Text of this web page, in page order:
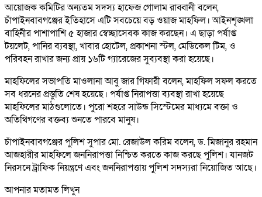
আয়োজক কমিটির অন্যতম সদস্য হাফেজ গোলাম রাব্বানী বলেন,
চাঁপাইনবাবগঞ্জের ইতিহাসে এটি সবচেয়ে বড় ওয়াজ মাহফিল। আইনশৃঙ্খলা
বাহিনীর পাশাপাশি ৫ হাজার স্বেচ্ছাসেবক কাজ করছেন। এ ছাড়া পর্যাপ্ত
টয়লেট, পানির ব্যবস্থা, খাবার হোটেল, প্রকাশনা স্টল, মেডিকেল টিম, ও
পরিবহন রাখার জন্য প্রায় ১৬টি গ্যারেজের সুব্যবস্থা করা হয়েছে।
মাহফিলের সভাপতি মাওলানা আবু জার গিফারী বলেন, মাহফিল সফল করতে
সব ধরনের প্রস্তুতি শেষ হয়েছে। পর্যাপ্ত নিরাপত্তা ব্যবস্থা রাখা হয়েছে
মাহফিলের মাঠগুলোতে। পুরো শহরে সাউন্ড সিস্টেমের মাধ্যমে বক্তা ও
অতিথিগণের বক্তব্য শুনতে পারবে মানুষ।
চাঁপাইনবাবগঞ্জের পুলিশ সুপার মো. রেজাউল করিম বলেন, ড. মিজানুর রহমান
আজহারীর মাহফিলে জননিরাপত্তা নিশ্চিত করতে কাজ করছে পুলিশ। যানজট
নিরসনে ট্রাফিক নিয়ন্ত্রণে এবং জননিরাপত্তায় পুলিশ সদস্যরা নিয়োজিত আছে।
আপনার মতামত লিখুন